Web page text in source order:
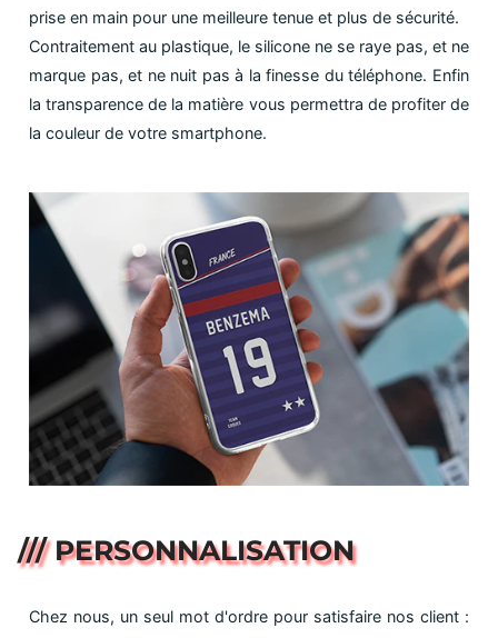
prise en main pour une meilleure tenue et plus de sécurité.
Contraitement au plastique, le silicone ne se raye pas, et ne
marque pas, et ne nuit pas à la finesse du téléphone. Enfin
la transparence de la matière vous permettra de profiter de
la couleur de votre smartphone.
/// PERSONNALISATION
Chez nous, un seul mot d'ordre pour satisfaire nos client :